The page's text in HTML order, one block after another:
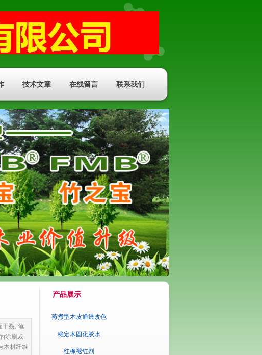
技术文章 在线留言 联系我们
干裂, 龟
涂刷或
木材纤维
产品展示
蒸煮型木皮通透改色
稳定木固化胶水
红橡褪红剂